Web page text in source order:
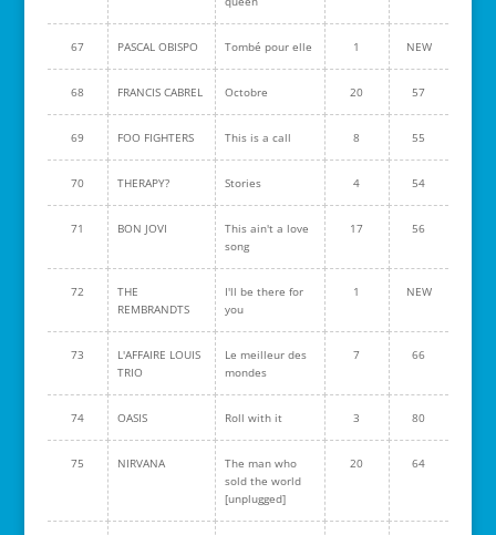
67 PASCAL OBISPO Tombé pour elle 1 NEW
68 FRANCIS CABREL Octobre 20 57
69 FOO FIGHTERS This is a call 8 55
70 THERAPY? Stories 4 54
71 BON JOVI
This ain't a love
song
17 56
72
THE
REMBRANDTS
I'll be there for
you
1 NEW
73
L'AFFAIRE LOUIS
TRIO
Le meilleur des
mondes
7 66
74 OASIS Roll with it 3 80
75 NIRVANA
The man who
sold the world
[unplugged]
20 64